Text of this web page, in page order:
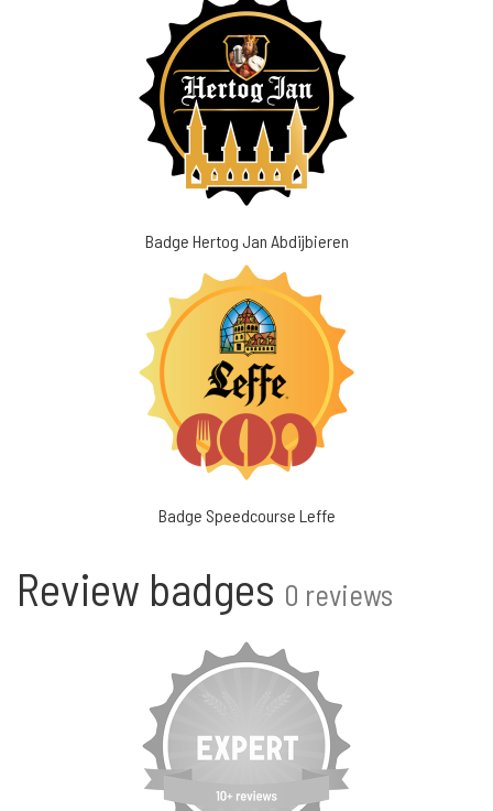
Badge Hertog Jan Abdijbieren
Badge Speedcourse Leffe
Review badges 0 reviews